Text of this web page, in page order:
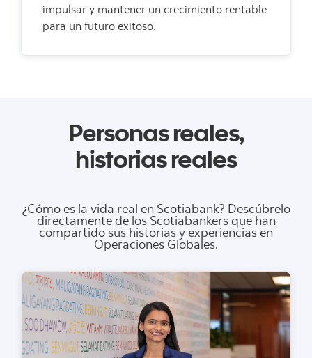
impulsar y mantener un crecimiento rentable
para un futuro exitoso.
Personas reales,
historias reales
¿Cómo es la vida real en Scotiabank? Descúbrelo
directamente de los Scotiabankers que han
compartido sus historias y experiencias en
Operaciones Globales.